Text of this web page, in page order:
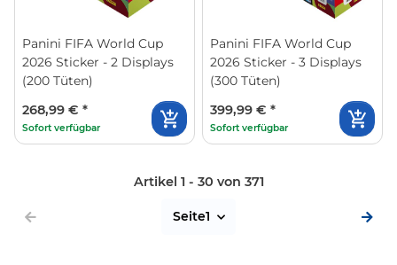
Panini FIFA World Cup
2026 Sticker - 2 Displays
(200 Tüten)
268,99 € *
Sofort verfügbar
Panini FIFA World Cup
2026 Sticker - 3 Displays
(300 Tüten)
399,99 € *
Sofort verfügbar
Artikel 1 - 30 von 371
Seite1